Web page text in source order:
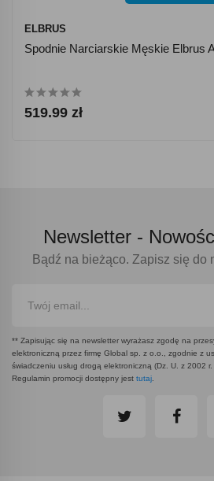
ELBRUS
Spodnie Narciarskie Męskie Elbrus
519.99 zł
Newsletter -
Bądź na bieżąco. Zapisz się do
** Zapisując się na newsletter wyrażasz zgodę na
elektroniczną przez firmę Global sp. z o.o., zgodnie z
świadczeniu usług drogą elektroniczną (Dz. U. z 2002
Regulamin promocji dostępny jest tutaj.